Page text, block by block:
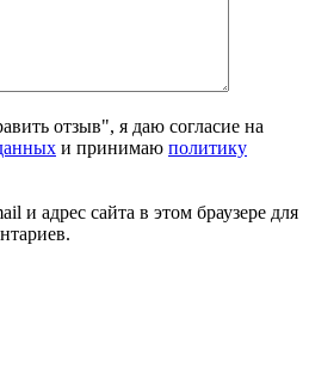
отзыв", я даю согласие на
и принимаю политику
и адрес сайта в этом браузере для